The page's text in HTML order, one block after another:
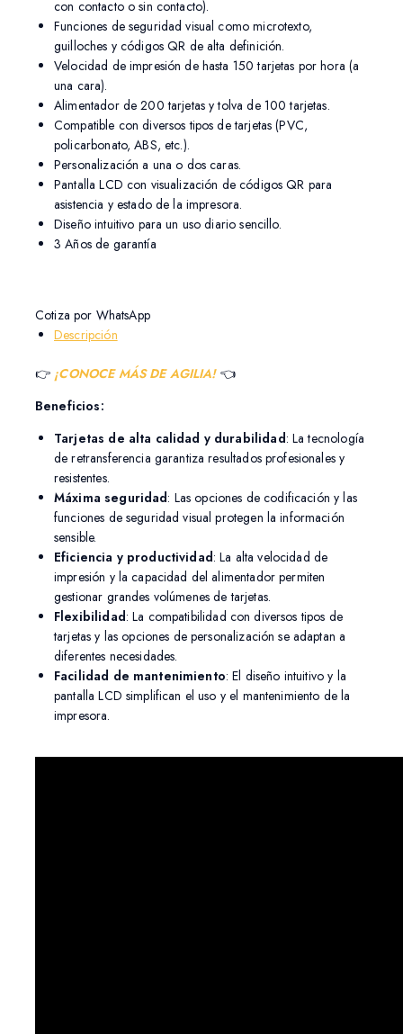
con contacto o sin contacto).
Funciones de seguridad visual como microtexto,
guilloches y códigos QR de alta definición.
Velocidad de impresión de hasta 150 tarjetas por hora (a
una cara).
Alimentador de 200 tarjetas y tolva de 100 tarjetas.
Compatible con diversos tipos de tarjetas (PVC,
policarbonato, ABS, etc.).
Personalización a una o dos caras.
Pantalla LCD con visualización de códigos QR para
asistencia y estado de la impresora.
Diseño intuitivo para un uso diario sencillo.
3 Años de garantía
Cotiza por WhatsApp
Descripción
👉 ¡CONOCE MÁS DE AGILIA!👈
Beneficios:
Tarjetas de alta calidad y durabilidad: La tecnología
de retransferencia garantiza resultados profesionales y
resistentes.
Máxima seguridad: Las opciones de codificación y las
funciones de seguridad visual protegen la información
sensible.
Eficiencia y productividad: La alta velocidad de
impresión y la capacidad del alimentador permiten
gestionar grandes volúmenes de tarjetas.
Flexibilidad: La compatibilidad con diversos tipos de
tarjetas y las opciones de personalización se adaptan a
diferentes necesidades.
Facilidad de mantenimiento: El diseño intuitivo y la
pantalla LCD simplifican el uso y el mantenimiento de la
impresora.